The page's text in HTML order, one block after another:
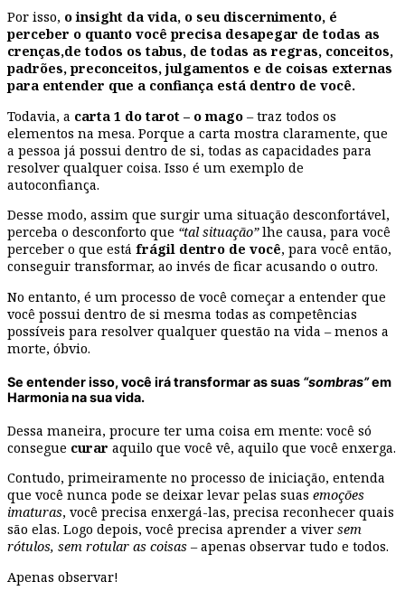
Por isso, o insight da vida, o seu discernimento, é
perceber o quanto você precisa desapegar de todas as
crenças,de todos os tabus, de todas as regras, conceitos,
padrões, preconceitos, julgamentos e de coisas externas
para entender que a confiança está dentro de você.
Todavia, a carta 1 do tarot – o mago – traz todos os
elementos na mesa. Porque a carta mostra claramente, que
a pessoa já possui dentro de si, todas as capacidades para
resolver qualquer coisa. Isso é um exemplo de
autoconfiança.
Desse modo, assim que surgir uma situação desconfortável,
perceba o desconforto que “tal situação”lhe causa, para você
perceber o que está frágil dentro de você, para você então,
conseguir transformar, ao invés de ficar acusando o outro.
No entanto, é um processo de você começar a entender que
você possui dentro de si mesma todas as competências
possíveis para resolver qualquer questão na vida – menos a
morte, óbvio.
Se entender isso, você irá transformar as suas “sombras”em
Harmonia na sua vida.
Dessa maneira, procure ter uma coisa em mente: você só
consegue curar aquilo que você vê, aquilo que você enxerga.
Contudo, primeiramente no processo de iniciação, entenda
que você nunca pode se deixar levar pelas suas emoções
imaturas, você precisa enxergá-las, precisa reconhecer quais
são elas. Logo depois, você precisa aprender a viver sem
rótulos, sem rotular as coisas – apenas observar tudo e todos.
Apenas observar!